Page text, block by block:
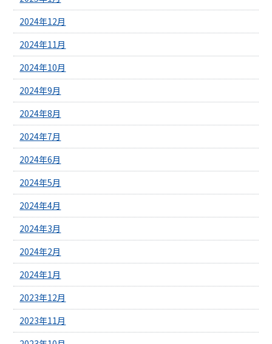
2024年12月
2024年11月
2024年10月
2024年9月
2024年8月
2024年7月
2024年6月
2024年5月
2024年4月
2024年3月
2024年2月
2024年1月
2023年12月
2023年11月